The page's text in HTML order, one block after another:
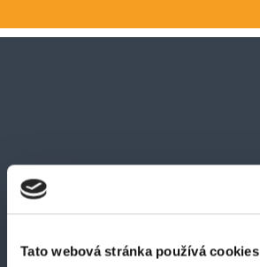
Tato webová stránka používá cookies